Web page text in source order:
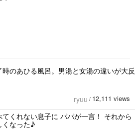
のあひる風呂。男湯と女湯の違いが大反
ryuu / 12,111 views
てくれない息子に パパが一言！ それから
くなった♪